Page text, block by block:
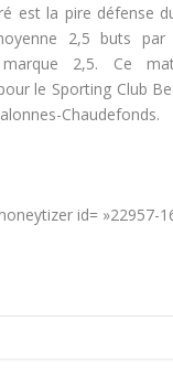
est la pire défense
2,5 buts
marque 2,5. Ce
le Sporting Club
Chaudefonds.
id= »22957-